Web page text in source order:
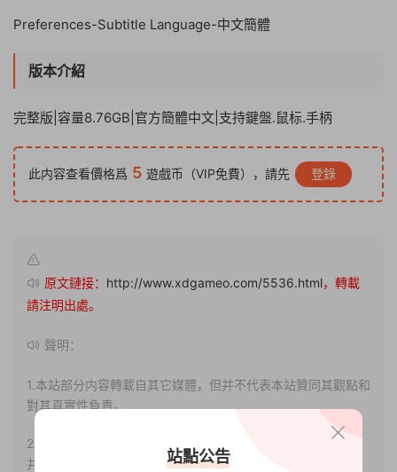
Preferences-Subtitle Language-中文簡體
版本介紹
完整版|容量8.76GB|官方簡體中文|支持鍵盤.鼠标.手柄
此内容查看價格爲 5 遊戲币（VIP免費），請先 登錄
原文鏈接： http://www.xdgameo.com/5536.html，轉載
請注明出處。
聲明：
1.本站部分内容轉載自其它媒體，但并不代表本站贊同其觀點和
對其真實性負責。
2.若您需要商業運營或用于其他商業活動，請您購買正版授權
并合法使用。
站點公告